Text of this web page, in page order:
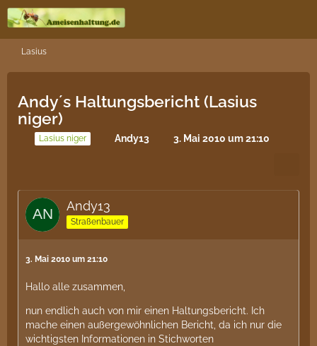
Lasius
Andy´s Haltungsbericht (Lasius
niger)
Lasius niger Andy13 3. Mai 2010 um 21:10
Andy13
Straßenbauer
3. Mai 2010 um 21:10
Hallo alle zusammen,
nun endlich auch von mir einen Haltungsbericht. Ich
mache einen außergewöhnlichen Bericht, da ich nur die
wichtigsten Informationen in Stichworten